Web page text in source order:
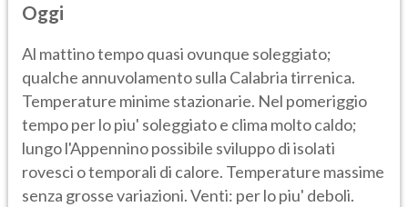
Oggi
Al mattino tempo quasi ovunque soleggiato;
qualche annuvolamento sulla Calabria tirrenica.
Temperature minime stazionarie. Nel pomeriggio
tempo per lo piu' soleggiato e clima molto caldo;
lungo l'Appennino possibile sviluppo di isolati
rovesci o temporali di calore. Temperature massime
senza grosse variazioni. Venti: per lo piu' deboli.